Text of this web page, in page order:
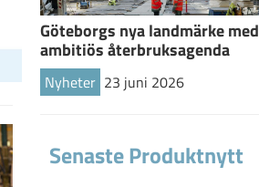
Göteborgs nya landmärke med
ambitiös återbruksagenda
Nyheter 23 juni 2026
Senaste Produktnytt